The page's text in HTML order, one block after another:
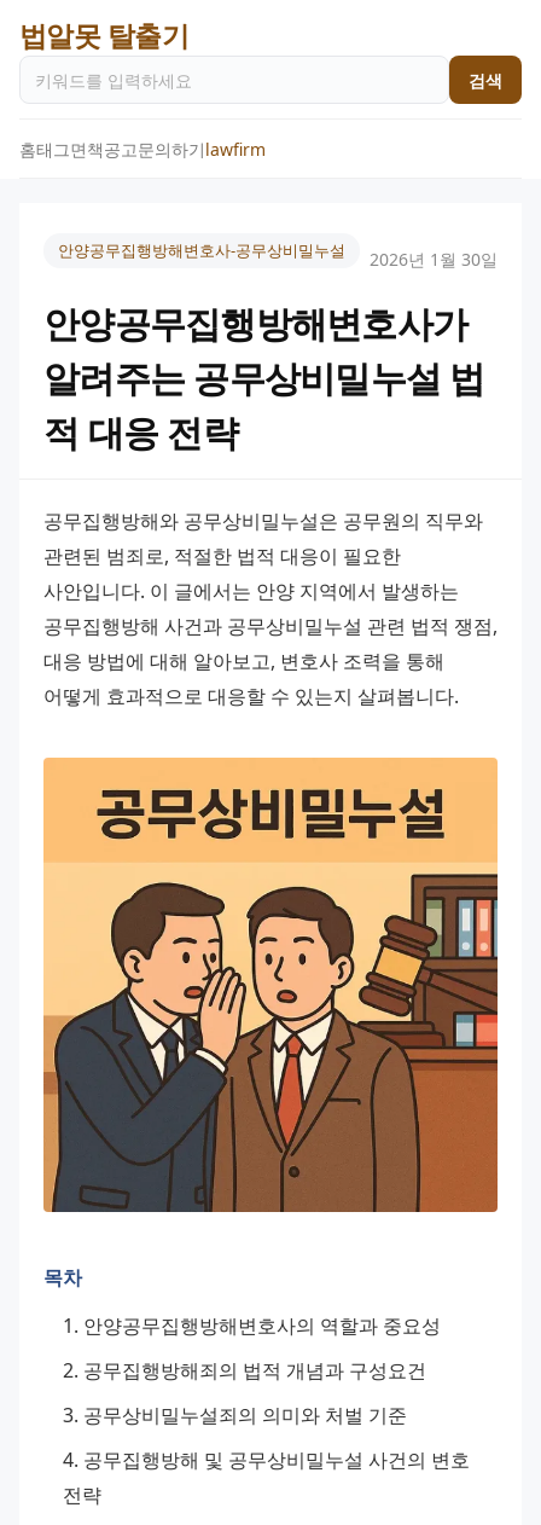
법알못 탈출기
검색
홈태그면책공고문의하기lawfirm
안양공무집행방해변호사-공무상비밀누설 2026년 1월 30일
안양공무집행방해변호사가
알려주는 공무상비밀누설 법
적 대응 전략
공무집행방해와 공무상비밀누설은 공무원의 직무와
관련된 범죄로, 적절한 법적 대응이 필요한
사안입니다. 이 글에서는 안양 지역에서 발생하는
공무집행방해 사건과 공무상비밀누설 관련 법적 쟁점,
대응 방법에 대해 알아보고, 변호사 조력을 통해
어떻게 효과적으로 대응할 수 있는지 살펴봅니다.
목차
안양공무집행방해변호사의 역할과 중요성
공무집행방해죄의 법적 개념과 구성요건
공무상비밀누설죄의 의미와 처벌 기준
공무집행방해 및 공무상비밀누설 사건의 변호
전략